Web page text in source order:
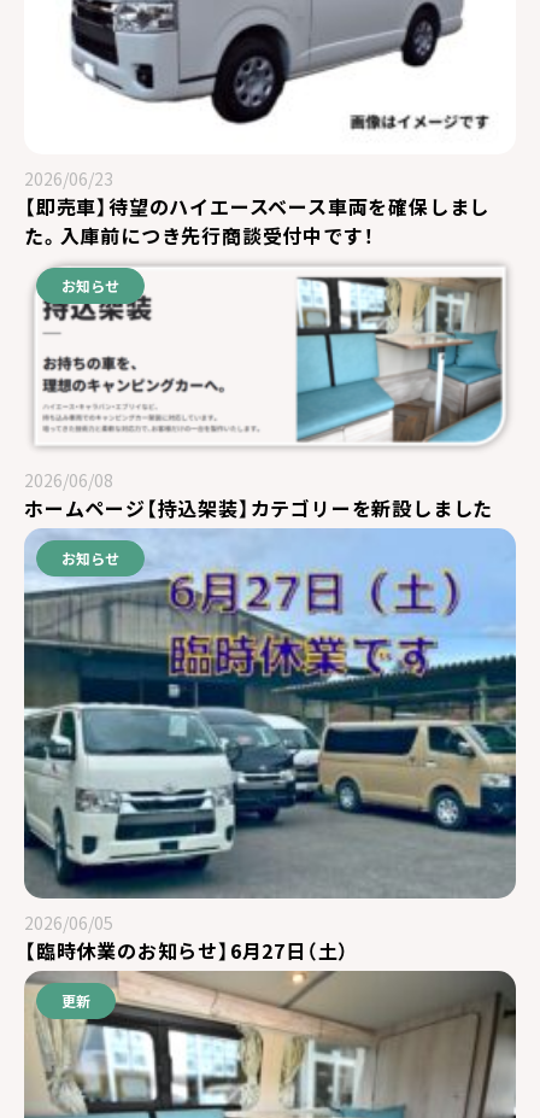
2026/06/23
【即売車】待望のハイエースベース車両を確保しまし
た。入庫前につき先行商談受付中です！
お知らせ
2026/06/08
ホームページ【持込架装】カテゴリーを新設しました
お知らせ
2026/06/05
【臨時休業のお知らせ】6月27日（土）
更新